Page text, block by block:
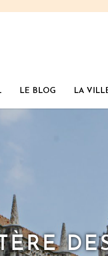
LE BLOG LA